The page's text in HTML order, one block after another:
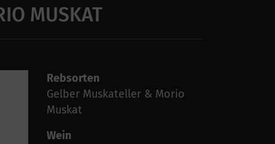
MUSKAT
Rebsorten
Gelber Muskateller & Morio
Muskat
Wein